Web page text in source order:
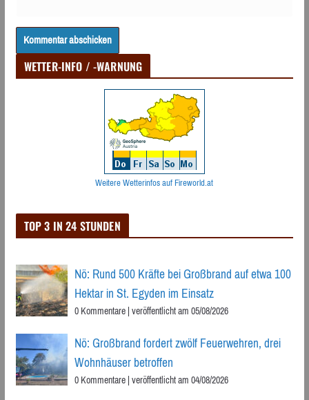
WETTER-INFO / -WARNUNG
Weitere Wetterinfos auf Fireworld.at
TOP 3 IN 24 STUNDEN
Nö: Rund 500 Kräfte bei Großbrand auf etwa 100
Hektar in St. Egyden im Einsatz
0 Kommentare|veröffentlicht am 05/08/2026
Nö: Großbrand fordert zwölf Feuerwehren, drei
Wohnhäuser betroffen
0 Kommentare|veröffentlicht am 04/08/2026